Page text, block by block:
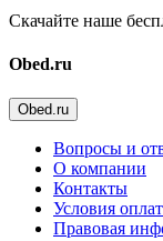
Скачайте наше
Obed.ru
Obed.ru
Вопросы и
О компании
Контакты
Условия
Правовая